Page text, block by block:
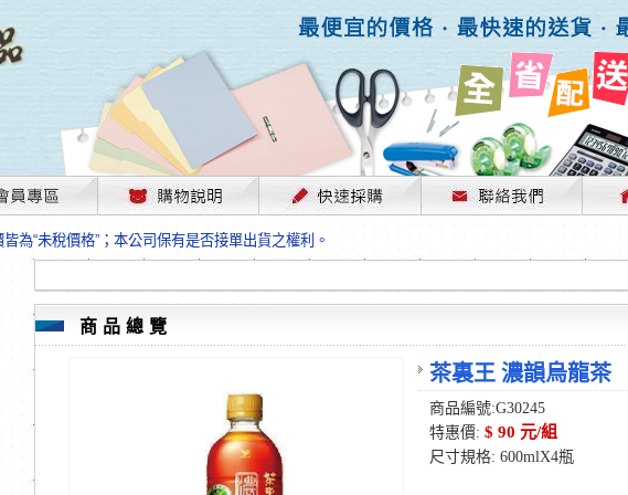
動漲幅甚大，部份上游供應商已採取封盤及暫停出貨因應，故本公司價格將視工廠原物料行情
為“未稅價格”；本公司保有是否接單出貨之權利。
浮動，下單前請先跟客服人員確認最新單價！
為“未稅價格”；本公司保有是否接單出貨之權利。
發現短缺，遂待客服人員跟您確認訂單無誤時再行匯款，避免後緒問題的衍生。
為“未稅價格”；本公司保有是否接單出貨之權利。
波動漲幅甚大，部份上游供應商已採取封盤及暫停出貨因應，故本公司價格將視工廠原物料行情
為“未稅價格”；本公司保有是否接單出貨之權利。
動，下單前請先跟客服人員確認最新單價！
為“未稅價格”；本公司保有是否接單出貨之權利。
發現短缺，遂待客服人員跟您確認訂單無誤時再行匯款，避免後緒問題的衍生。
為“未稅價格”；本公司保有是否接單出貨之權利。
商品總覽
茶裏王 濃韻烏龍茶
商品編號:G30245
特惠價: $ 90 元/組
尺寸規格: 600mlX4瓶